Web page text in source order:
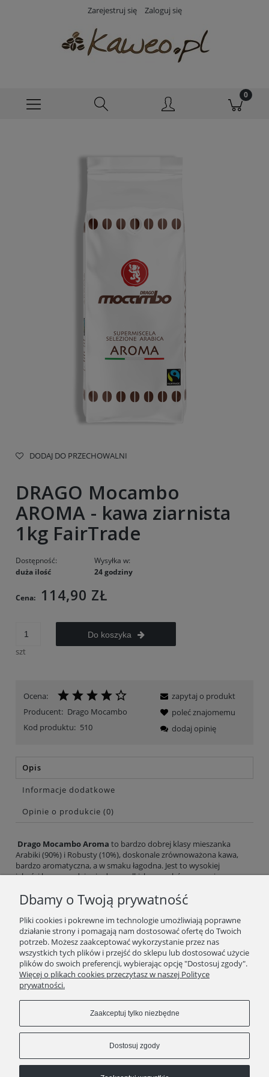
Zarejestruj się Zaloguj się
DODAJ DO PRZECHOWALNI
DRAGO Mocambo
AROMA - kawa ziarnista
1kg FairTrade
Dostępność:
duża ilość
Wysyłka w:
24 godziny
Cena: 114,90 ZŁ
szt
Do koszyka
Ocena:
Producent: Drago Mocambo
Kod produktu: 510
zapytaj o produkt
poleć znajomemu
dodaj opinię
Opis
Informacje dodatkowe
Opinie o produkcie (0)
Drago Mocambo Aroma to bardzo dobrej klasy mieszanka
Arabiki (90%) i Robusty (10%), doskonale zrównoważona kawa,
bardzo aromatyczna, a w smaku łagodna. Jest to wysokiej
jakości kawa - nadaje sie do wszelkich sposobów parzenia.
Opakowanie 1kg - 1000g kawa ziarnista
SKLEP
ZAKUPY
INFORMACJE
Dbamy o Twoją prywatność
Pliki cookies i pokrewne im technologie umożliwiają poprawne
działanie strony i pomagają nam dostosować ofertę do Twoich
potrzeb. Możesz zaakceptować wykorzystanie przez nas
wszystkich tych plików i przejść do sklepu lub dostosować użycie
plików do swoich preferencji, wybierając opcję "Dostosuj zgody".
Więcej o plikach cookies przeczytasz w naszej Polityce
prywatności.
Zaakceptuj tylko niezbędne
Dostosuj zgody